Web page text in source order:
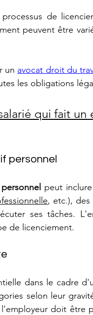
peuvent être
un avocat droit du
les obligations
qui fait un
personnel
peut
, etc.),
ses tâches.
de licenciement.
dans le cadre
selon leur
doit être